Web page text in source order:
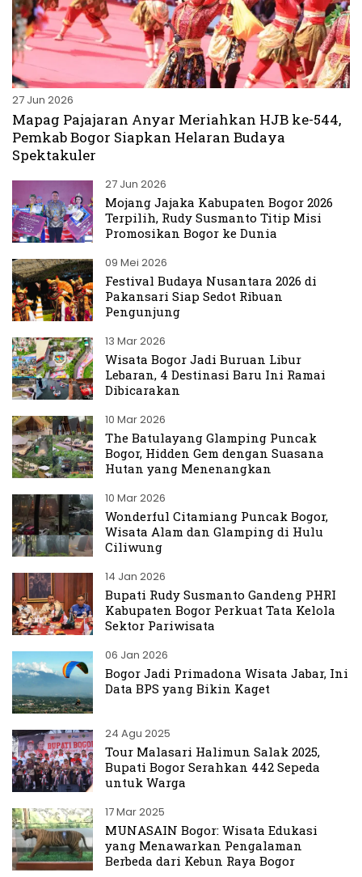
27 Jun 2026
Mapag Pajajaran Anyar Meriahkan HJB ke-544,
Pemkab Bogor Siapkan Helaran Budaya
Spektakuler
27 Jun 2026
Mojang Jajaka Kabupaten Bogor 2026
Terpilih, Rudy Susmanto Titip Misi
Promosikan Bogor ke Dunia
09 Mei 2026
Festival Budaya Nusantara 2026 di
Pakansari Siap Sedot Ribuan
Pengunjung
13 Mar 2026
Wisata Bogor Jadi Buruan Libur
Lebaran, 4 Destinasi Baru Ini Ramai
Dibicarakan
10 Mar 2026
The Batulayang Glamping Puncak
Bogor, Hidden Gem dengan Suasana
Hutan yang Menenangkan
10 Mar 2026
Wonderful Citamiang Puncak Bogor,
Wisata Alam dan Glamping di Hulu
Ciliwung
14 Jan 2026
Bupati Rudy Susmanto Gandeng PHRI
Kabupaten Bogor Perkuat Tata Kelola
Sektor Pariwisata
06 Jan 2026
Bogor Jadi Primadona Wisata Jabar, Ini
Data BPS yang Bikin Kaget
24 Agu 2025
Tour Malasari Halimun Salak 2025,
Bupati Bogor Serahkan 442 Sepeda
untuk Warga
17 Mar 2025
MUNASAIN Bogor: Wisata Edukasi
yang Menawarkan Pengalaman
Berbeda dari Kebun Raya Bogor